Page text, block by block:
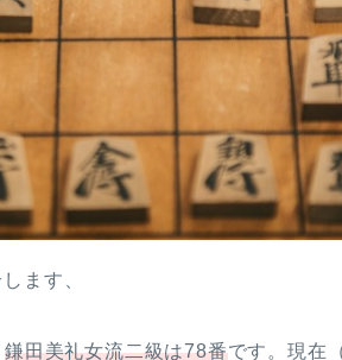
ます、
鎌田美礼女流二級は78番です。現在